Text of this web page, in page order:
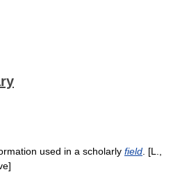
used in a scholarly field . [L.,